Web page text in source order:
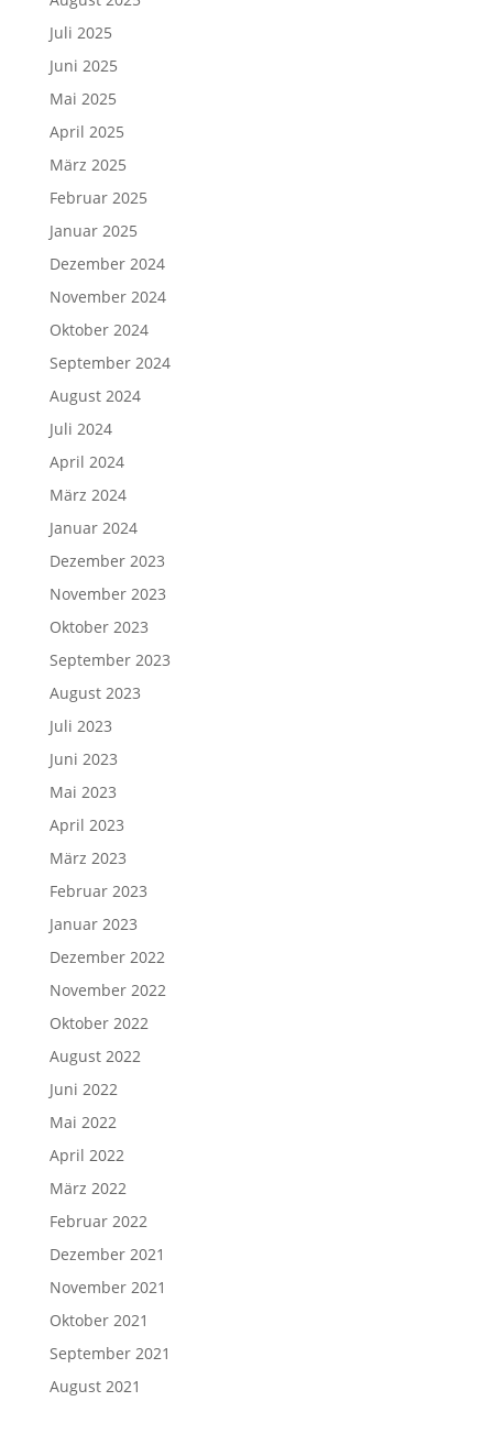
Juli 2025
Juni 2025
Mai 2025
April 2025
März 2025
Februar 2025
Januar 2025
Dezember 2024
November 2024
Oktober 2024
September 2024
August 2024
Juli 2024
April 2024
März 2024
Januar 2024
Dezember 2023
November 2023
Oktober 2023
September 2023
August 2023
Juli 2023
Juni 2023
Mai 2023
April 2023
März 2023
Februar 2023
Januar 2023
Dezember 2022
November 2022
Oktober 2022
August 2022
Juni 2022
Mai 2022
April 2022
März 2022
Februar 2022
Dezember 2021
November 2021
Oktober 2021
September 2021
August 2021